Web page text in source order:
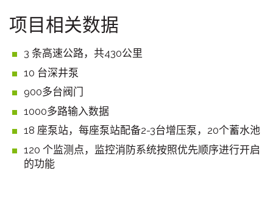
项目相关数据
3 条高速公路，共430公里
10 台深井泵
900多台阀门
1000多路输入数据
18 座泵站，每座泵站配备2-3台增压泵，20个蓄水池
120 个监测点，监控消防系统按照优先顺序进行开启
的功能